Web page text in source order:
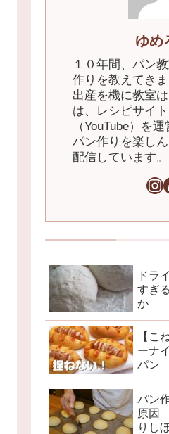
ゆめ
１０年間、パン
作りを教えてき
出産を機に教室
は、レシピサイ
（YouTube）を
パン作りを楽し
配信しています。
ドラ
すぎ
か
【こ
ーナ
パン
パン
原因
りし